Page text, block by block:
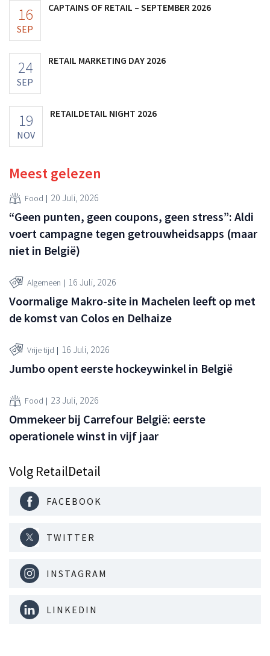
16
SEP
CAPTAINS OF RETAIL – SEPTEMBER 2026
24
SEP
RETAIL MARKETING DAY 2026
19
NOV
RETAILDETAIL NIGHT 2026
Meest gelezen
Food 20 Juli, 2026
“Geen punten, geen coupons, geen stress”: Aldi
voert campagne tegen getrouwheidsapps (maar
niet in België)
Algemeen 16 Juli, 2026
Voormalige Makro-site in Machelen leeft op met
de komst van Colos en Delhaize
Vrije tijd 16 Juli, 2026
Jumbo opent eerste hockeywinkel in België
Food 23 Juli, 2026
Ommekeer bij Carrefour België: eerste
operationele winst in vijf jaar
Volg RetailDetail
FACEBOOK
TWITTER
INSTAGRAM
LINKEDIN